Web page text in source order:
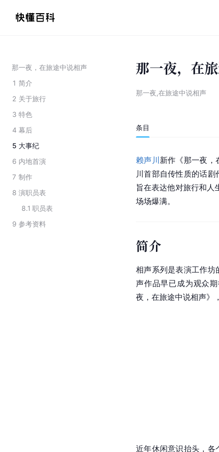
那一夜，在旅途中说相声
1 简介
2 关于旅行
3 特色
4 幕后
5 大事纪
6 内地首演
7 制作
8 演职员表
8.1 职员表
9 参考资料
那一夜，在
那一夜,在旅途中说相声
条目
赖声川新作《那一夜，
川首部自传性质的话剧
旨在表达他对旅行和人
场场爆满。
简介
相声系列是表演工作坊
声作品早已成为观众
夜，在旅途中说相声》
近年休闲意识抬头，各